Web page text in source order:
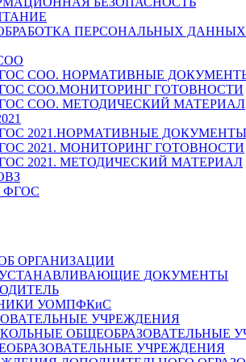
ПЕРСОНАЛЬНЫХ ДАННЫХ
СОО. НОРМАТИВНЫЕ
СОО.МОНИТОРИНГ ГОТОВНОСТИ
СОО. МЕТОДИЧЕСКИЙ МАТЕРИАЛ
2021.НОРМАТИВНЫЕ ДОКУМЕНТЫ
2021. МОНИТОРИНГ ГОТОВНОСТИ
2021. МЕТОДИЧЕСКИЙ МАТЕРИАЛ
ФГОС
ОРГАНИЗАЦИИ
ДОКУМЕНТЫ
УОМПФКиС
УЧРЕЖДЕНИЯ
ОБЩЕОБРАЗОВАТЕЛЬНЫЕ
УЧРЕЖДЕНИЯ